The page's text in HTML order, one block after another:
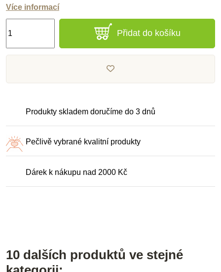
Více informací
Přidat do košíku
Produkty skladem doručíme do 3 dnů
Pečlivě vybrané kvalitní produkty
Dárek k nákupu nad 2000 Kč
10 dalších produktů ve stejné